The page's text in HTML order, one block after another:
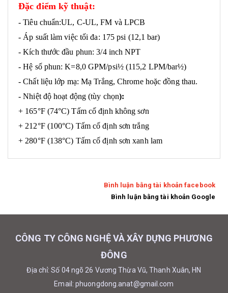
Đặc điểm kỹ thuật:
- Tiêu chuẩn:UL, C-UL, FM và LPCB
- Áp suất làm việc tối đa: 175 psi (12,1 bar)
- Kích thước đầu phun: 3/4 inch NPT
- Hệ số phun: K=8,0 GPM/psi½ (115,2 LPM/bar½)
- Chất liệu lớp mạ: Mạ Trắng, Chrome hoặc đồng thau.
- Nhiệt độ hoạt động (tùy chọn):
+ 165°F (74°C) Tấm cố định không sơn
+ 212°F (100°C) Tấm cố định sơn trắng
+ 280°F (138°C) Tấm cố định sơn xanh lam
Bình luận bằng tài khoản facebook
Bình luận bằng tài khoản Google
CÔNG TY CÔNG NGHỆ VÀ XÂY DỰNG PHƯƠNG
ĐÔNG
Địa chỉ: Số 04 ngõ 26 Vương Thừa Vũ, Thanh Xuân, HN
Email: phuongdong.anat@gmail.com